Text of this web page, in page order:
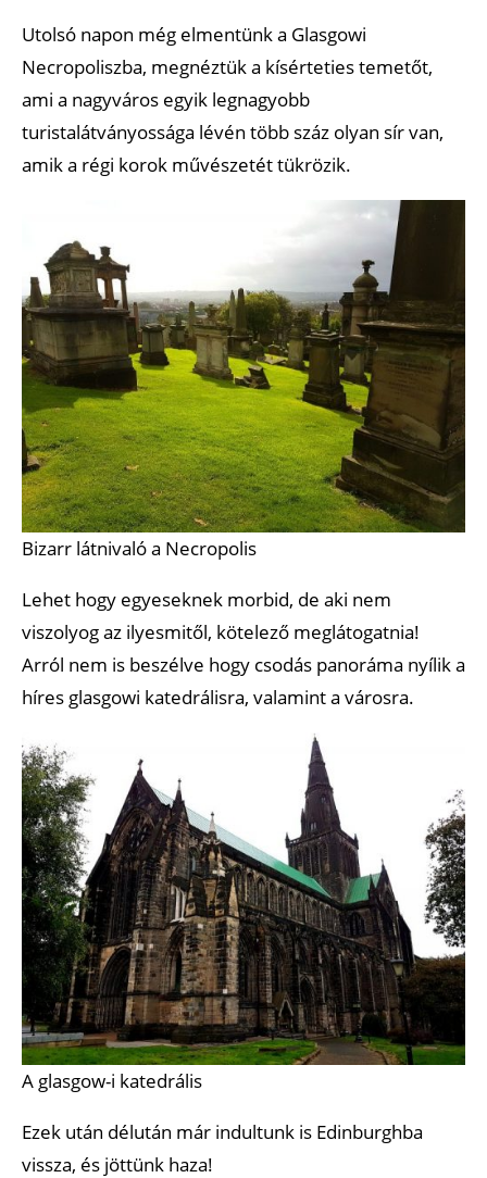
Utolsó napon még elmentünk a Glasgowi
Necropoliszba, megnéztük a kísérteties temetőt,
ami a nagyváros egyik legnagyobb
turistalátványossága lévén több száz olyan sír van,
amik a régi korok művészetét tükrözik.
Bizarr látnivaló a Necropolis
Lehet hogy egyeseknek morbid, de aki nem
viszolyog az ilyesmitől, kötelező meglátogatnia!
Arról nem is beszélve hogy csodás panoráma nyílik a
híres glasgowi katedrálisra, valamint a városra.
A glasgow-i katedrális
Ezek után délután már indultunk is Edinburghba
vissza, és jöttünk haza!